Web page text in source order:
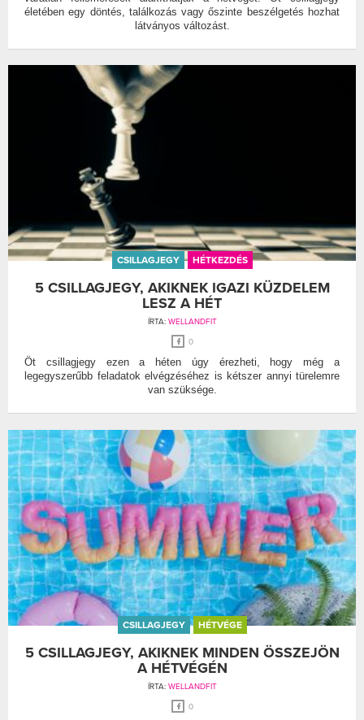
életében egy döntés, találkozás vagy őszinte beszélgetés hozhat
látványos változást.
CSILLAGJEGY HÉTKEZDÉS
5 CSILLAGJEGY, AKIKNEK IGAZI KÜZDELEM
LESZ A HÉT
ÍRTA: WELLANDFIT
0
Öt csillagjegy ezen a héten úgy érezheti, hogy még a
legegyszerűbb feladatok elvégzéséhez is kétszer annyi türelemre
van szüksége.
CSILLAGJEGY HÉTVÉGE
5 CSILLAGJEGY, AKIKNEK MINDEN ÖSSZEJÖN
A HÉTVÉGÉN
ÍRTA: WELLANDFIT
0